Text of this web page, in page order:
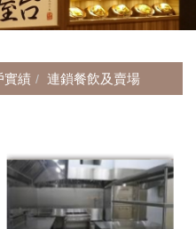
實績 連鎖餐飲及賣場